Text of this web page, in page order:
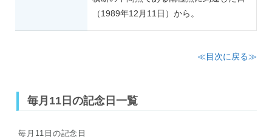
（1989年12月11日）から。
≪目次に戻る≫
毎月11日の記念日一覧
毎月11日の記念日